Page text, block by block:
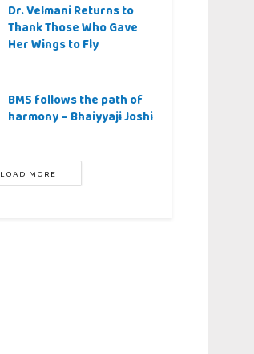
Dr. Velmani Returns to
Thank Those Who Gave
Her Wings to Fly
BMS follows the path of
harmony – Bhaiyyaji Joshi
LOAD MORE